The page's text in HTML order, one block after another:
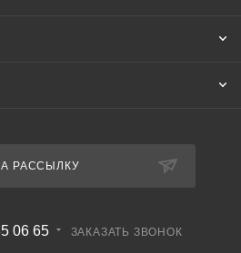
РАССЫЛКУ
06 65 ЗАКАЗАТЬ ЗВОНОК